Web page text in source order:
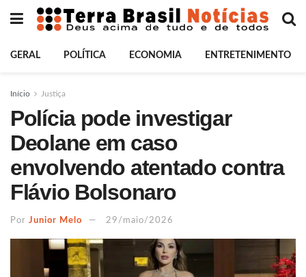
GERAL POLÍTICA ECONOMIA ENTRETENIMENTO
Início Justiça
Polícia pode investigar
Deolane em caso
envolvendo atentado contra
Flávio Bolsonaro
Por Junior Melo 29/maio/2026